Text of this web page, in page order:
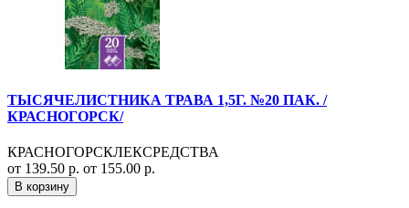
ТЫСЯЧЕЛИСТНИКА ТРАВА 1,5Г. №20 ПАК. /
КРАСНОГОРСК/
КРАСНОГОРСКЛЕКСРЕДСТВА
от 139.50 р. от 155.00 р.
В корзину